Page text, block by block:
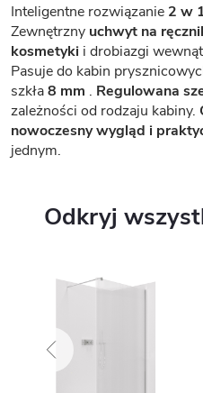
Inteligentne rozwiązanie 2 w
Zewnętrzny uchwyt na
kosmetyki i drobiazgi
Pasuje do kabin
szkła8 mm . Regulowana
zależności od rodzaju kabiny.
nowoczesny wygląd i
jednym.
Odkryj